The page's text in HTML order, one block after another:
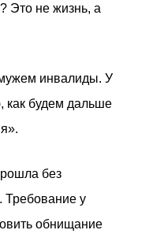
Это не жизнь, а
инвалиды. У
как будем дальше
без
Требование у
обнищание